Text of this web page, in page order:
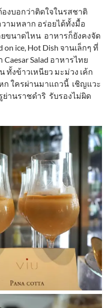
องบอกว่าติดใจในรสชาติ
ามหลาก อร่อยได้ทั้งมื้อ
ขนาดไหน อาหารก็ยังคงจัด
on ice, Hot Dish จานเล็กๆ ที่
Salad อาหารไทย
งข้าวเหนียว มะม่วง เค้ก
ก ใครผ่านมาแถวนี้ เชิญแวะ
ย่านราชดำริ รับรองไม่ผิด